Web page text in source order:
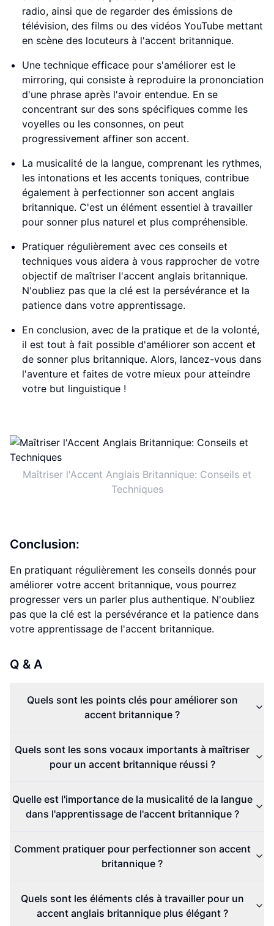
radio, ainsi que de regarder des émissions de
télévision, des films ou des vidéos YouTube mettant
en scène des locuteurs à l'accent britannique.
Une technique efficace pour s'améliorer est le
mirroring, qui consiste à reproduire la prononciation
d'une phrase après l'avoir entendue. En se
concentrant sur des sons spécifiques comme les
voyelles ou les consonnes, on peut
progressivement affiner son accent.
La musicalité de la langue, comprenant les rythmes,
les intonations et les accents toniques, contribue
également à perfectionner son accent anglais
britannique. C'est un élément essentiel à travailler
pour sonner plus naturel et plus compréhensible.
Pratiquer régulièrement avec ces conseils et
techniques vous aidera à vous rapprocher de votre
objectif de maîtriser l'accent anglais britannique.
N'oubliez pas que la clé est la persévérance et la
patience dans votre apprentissage.
En conclusion, avec de la pratique et de la volonté,
il est tout à fait possible d'améliorer son accent et
de sonner plus britannique. Alors, lancez-vous dans
l'aventure et faites de votre mieux pour atteindre
votre but linguistique !
Maîtriser l'Accent Anglais Britannique: Conseils et
Techniques
Conclusion:
En pratiquant régulièrement les conseils donnés pour
améliorer votre accent britannique, vous pourrez
progresser vers un parler plus authentique. N'oubliez
pas que la clé est la persévérance et la patience dans
votre apprentissage de l'accent britannique.
Q & A
Quels sont les points clés pour améliorer son
accent britannique ?
Quels sont les sons vocaux importants à maîtriser
pour un accent britannique réussi ?
Quelle est l'importance de la musicalité de la langue
dans l'apprentissage de l'accent britannique ?
Comment pratiquer pour perfectionner son accent
britannique ?
Quels sont les éléments clés à travailler pour un
accent anglais britannique plus élégant ?